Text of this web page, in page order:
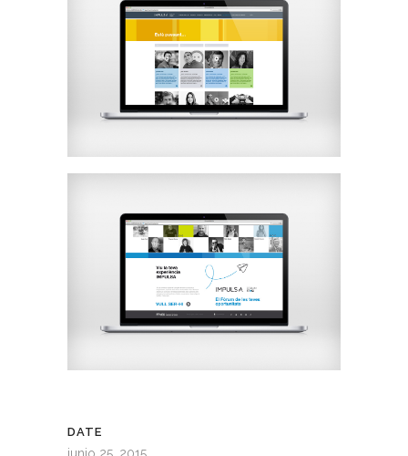
DATE
junio 25, 2015